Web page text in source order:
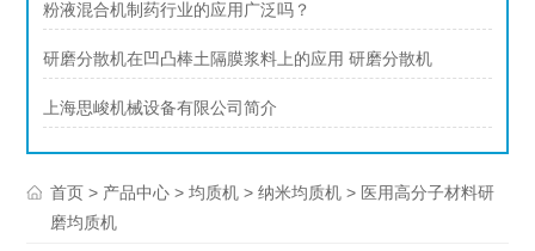
粉液混合机制药行业的应用广泛吗？
研磨分散机在凹凸棒土隔膜浆料上的应用 研磨分散机
上海思峻机械设备有限公司简介
首页 > 产品中心 >均质机 >纳米均质机 > 医用高分子材料研
磨均质机